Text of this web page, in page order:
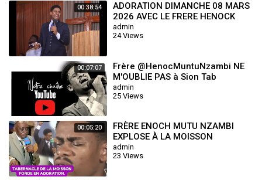
00:38:54
ADORATION DIMANCHE 08 MARS
2026 AVEC LE FRERE HENOCK
MUTU NZAMBI ‪
admin
24 Views
00:07:07
Frère @HenocMuntuNzambi NE
M'OUBLIE PAS à Sion Tab
Lubumbashi
admin
25 Views
00:05:20
FRÈRE ENOCH MUTU NZAMBI
EXPLOSE À LA MOISSON
TABERNACLE
admin
23 Views